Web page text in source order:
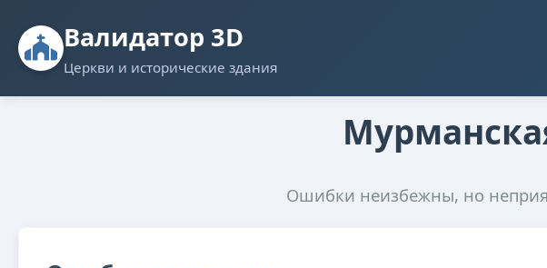
Валидатор 3D
Церкви и исторические здания
Ошибки неизбежны, но